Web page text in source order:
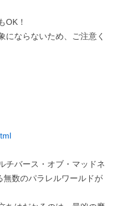
OK！
にならないため、ご注意く
チバース・オブ・マッドネ
無数のパラレルワールドが